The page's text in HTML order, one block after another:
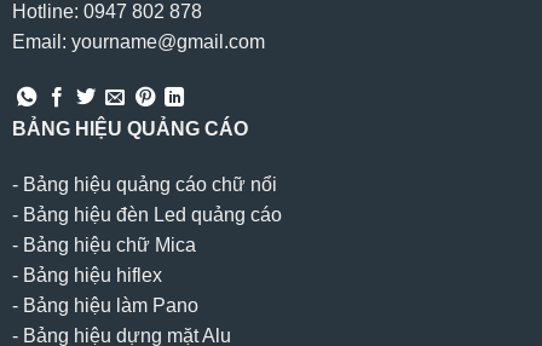
Hotline: 0947 802 878
Email: yourname@gmail.com
BẢNG HIỆU QUẢNG CÁO
- Bảng hiệu quảng cáo chữ nổi
- Bảng hiệu đèn Led quảng cáo
- Bảng hiệu chữ Mica
- Bảng hiệu hiflex
- Bảng hiệu làm Pano
- Bảng hiệu dựng mặt Alu